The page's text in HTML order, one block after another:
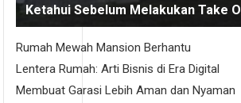
Ketahui Sebelum Melakukan Take
Rumah Mewah Mansion Berhantu
Lentera Rumah: Arti Bisnis di Era Digital
Membuat Garasi Lebih Aman dan Nyaman